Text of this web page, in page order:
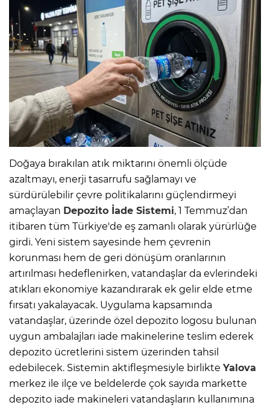
Doğaya bırakılan atık miktarını önemli ölçüde
azaltmayı, enerji tasarrufu sağlamayı ve
sürdürülebilir çevre politikalarını güçlendirmeyi
amaçlayan Depozito İade Sistemi, 1 Temmuz’dan
itibaren tüm Türkiye'de eş zamanlı olarak yürürlüğe
girdi. Yeni sistem sayesinde hem çevrenin
korunması hem de geri dönüşüm oranlarının
artırılması hedeflenirken, vatandaşlar da evlerindeki
atıkları ekonomiye kazandırarak ek gelir elde etme
fırsatı yakalayacak. Uygulama kapsamında
vatandaşlar, üzerinde özel depozito logosu bulunan
uygun ambalajları iade makinelerine teslim ederek
depozito ücretlerini sistem üzerinden tahsil
edebilecek. Sistemin aktifleşmesiyle birlikte Yalova
merkez ile ilçe ve beldelerde çok sayıda markette
depozito iade makineleri vatandaşların kullanımına